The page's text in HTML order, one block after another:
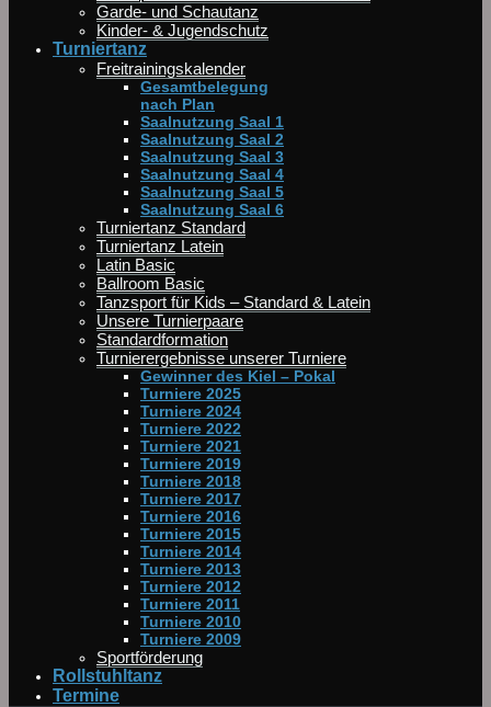
Garde- und Schautanz
Kinder- & Jugendschutz
Turniertanz
Freitrainingskalender
Gesamtbelegung
nach Plan
Saalnutzung Saal 1
Saalnutzung Saal 2
Saalnutzung Saal 3
Saalnutzung Saal 4
Saalnutzung Saal 5
Saalnutzung Saal 6
Turniertanz Standard
Turniertanz Latein
Latin Basic
Ballroom Basic
Tanzsport für Kids – Standard & Latein
Unsere Turnierpaare
Standardformation
Turnierergebnisse unserer Turniere
Gewinner des Kiel – Pokal
Turniere 2025
Turniere 2024
Turniere 2022
Turniere 2021
Turniere 2019
Turniere 2018
Turniere 2017
Turniere 2016
Turniere 2015
Turniere 2014
Turniere 2013
Turniere 2012
Turniere 2011
Turniere 2010
Turniere 2009
Sportförderung
Rollstuhltanz
Termine